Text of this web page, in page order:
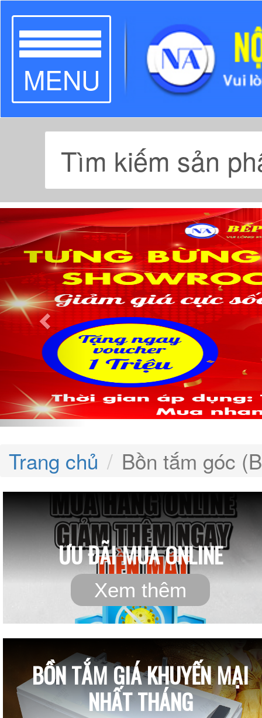
TOGGLE
NAVIGATION
MENU
Previous
Trang chủ Bồn tắm góc
ƯU ĐÃI MUA ONLINE
Xem thêm
BỒN TẮM GIÁ KHUYẾN MẠI
NHẤT THÁNG